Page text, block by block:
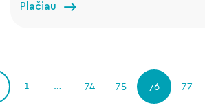
Plačiau
1 74 75 76 77